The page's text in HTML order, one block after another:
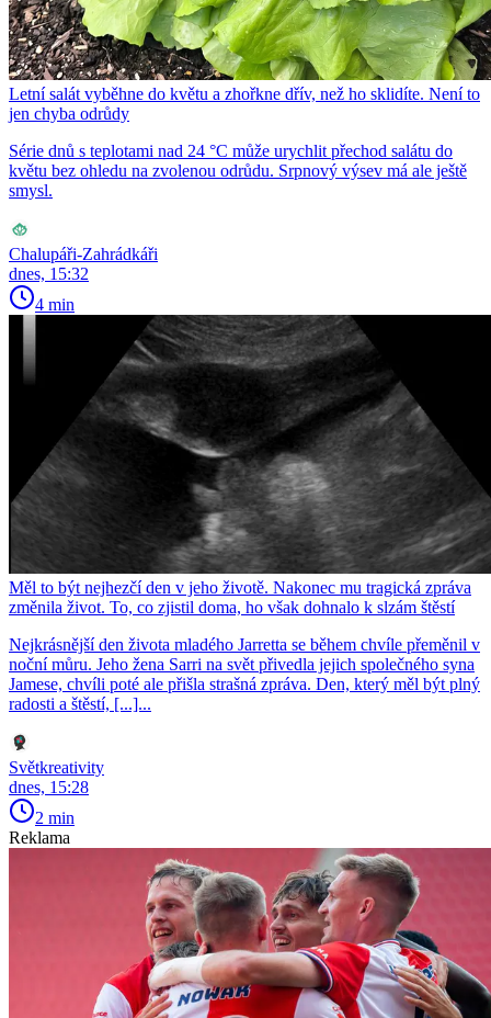
Letní salát vyběhne do květu a zhořkne dřív, než ho sklidíte. Není to
jen chyba odrůdy
Série dnů s teplotami nad 24 °C může urychlit přechod salátu do
květu bez ohledu na zvolenou odrůdu. Srpnový výsev má ale ještě
smysl.
Chalupáři-Zahrádkáři
dnes, 15:32
4 min
Měl to být nejhezčí den v jeho životě. Nakonec mu tragická zpráva
změnila život. To, co zjistil doma, ho však dohnalo k slzám štěstí
Nejkrásnější den života mladého Jarretta se během chvíle přeměnil v
noční můru. Jeho žena Sarri na svět přivedla jejich společného syna
Jamese, chvíli poté ale přišla strašná zpráva. Den, který měl být plný
radosti a štěstí, [...]...
Světkreativity
dnes, 15:28
2 min
Reklama